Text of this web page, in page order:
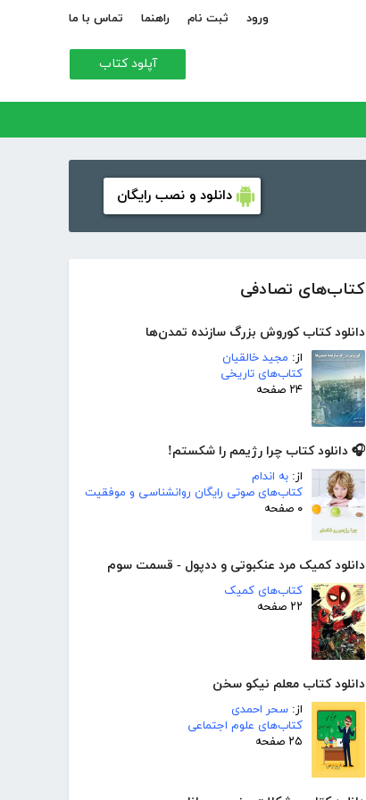
ورود ثبت نام راهنما تماس با ما
آپلود کتاب
دانلود و نصب رایگان
کتاب‌های تصادفی
دانلود کتاب کوروش بزرگ سازنده تمدن‌ها
از: مجید خالقیان
کتاب‌های تاریخی
۲۴ صفحه
🎧 دانلود کتاب چرا رژیمم را شکستم!
از: به اندام
کتاب‌های صوتی رایگان روانشناسی و موفقیت
۰ صفحه
دانلود کمیک مرد عنکبوتی و ددپول - قسمت سوم
کتاب‌های کمیک
۲۲ صفحه
دانلود کتاب معلم نیکو سخن
از: سحر احمدی
کتاب‌های علوم اجتماعی
۲۵ صفحه